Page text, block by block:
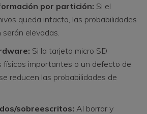
por partición: Si el
queda intacto, las probabilidades
elevadas.
Si la tarjeta micro SD
físicos importantes o un defecto de
reducen las probabilidades de
sobreescritos: Al borrar y